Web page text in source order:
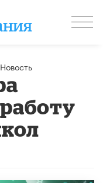
Новость